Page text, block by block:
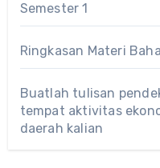
Semester 1
Ringkasan Materi
Buatlah tulisan
tempat aktivitas
daerah kalian